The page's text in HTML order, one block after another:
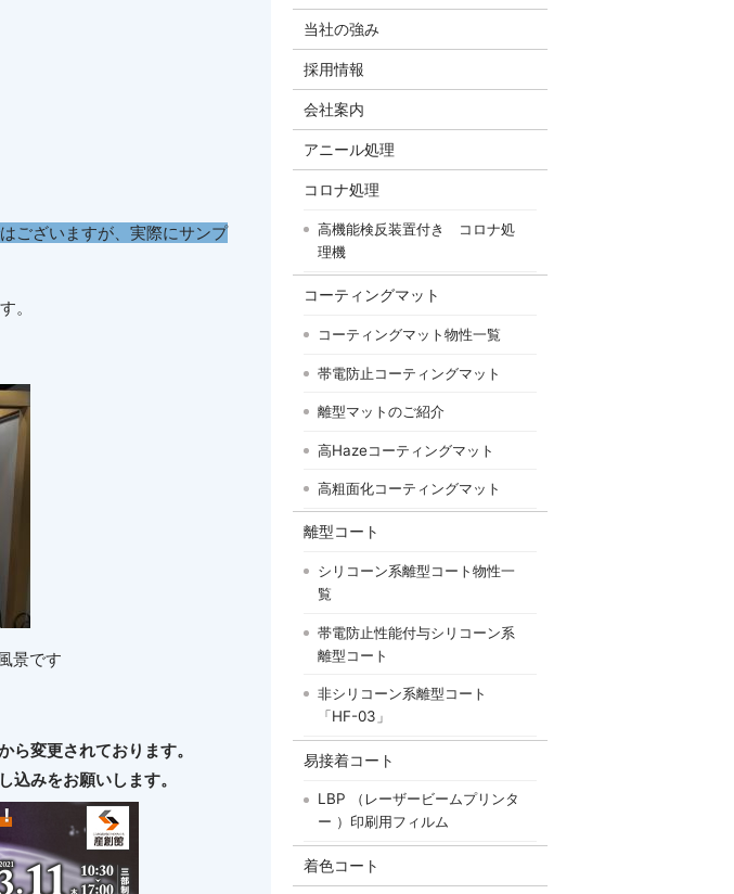
ございますが、実際にサンプ
。
景です
変更されております。
みをお願いします。
当社の強み
採用情報
会社案内
アニール処理
コロナ処理
高機能検反装置付き コロナ処
理機
コーティングマット
コーティングマット物性一覧
帯電防止コーティングマット
離型マットのご紹介
高Hazeコーティングマット
高粗面化コーティングマット
離型コート
シリコーン系離型コート物性一
覧
帯電防止性能付与シリコーン系
離型コート
非シリコーン系離型コート
「HF-03」
易接着コート
LBP （レーザービームプリンタ
ー ）印刷用フィルム
着色コート